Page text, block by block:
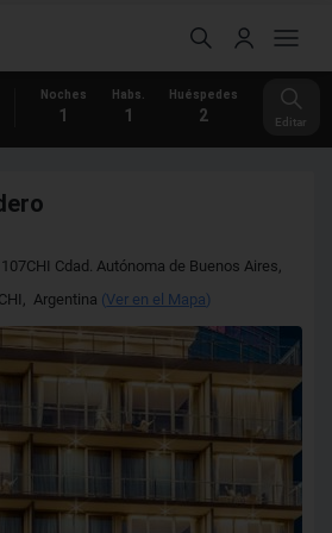
Noches
1
Habs.
1
Huéspedes
2 Editar
Cdad. Autónoma de Buenos Aires,
, Argentina (Ver en el Mapa)